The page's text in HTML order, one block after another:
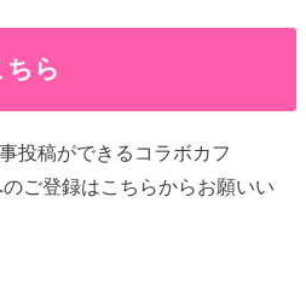
ちら
投稿ができるコラボカフ
ご登録はこちらからお願いい